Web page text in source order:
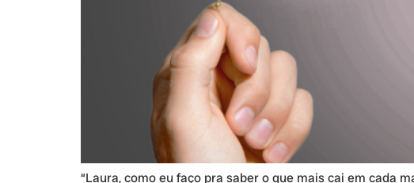
“Laura, como eu faço pra saber o que mais cai em cada